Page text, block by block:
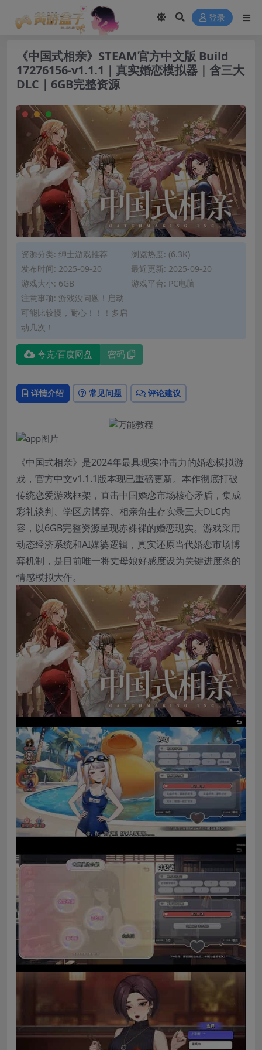
登录
《中国式相亲》STEAM官方中文版 Build
17276156-v1.1.1｜真实婚恋模拟器｜含三大
DLC｜6GB完整资源
资源分类: 绅士游戏推荐
浏览热度: (6.3K)
发布时间: 2025-09-20
最近更新: 2025-09-20
游戏大小: 6GB
游戏平台: PC电脑
注意事项: 游戏没问题！启动
可能比较慢，耐心！！！多启
动几次！
夸克/百度网盘 密码
详情介绍 常见问题 评论建议
《中国式相亲》是2024年最具现实冲击力的婚恋模拟游
戏，官方中文v1.1.1版本现已重磅更新。本作彻底打破
传统恋爱游戏框架，直击中国婚恋市场核心矛盾，集成
彩礼谈判、学区房博弈、相亲角生存实录三大DLC内
容，以6GB完整资源呈现赤裸裸的婚恋现实。游戏采用
动态经济系统和AI媒婆逻辑，真实还原当代婚恋市场博
弈机制，是目前唯一将丈母娘好感度设为关键进度条的
情感模拟大作。